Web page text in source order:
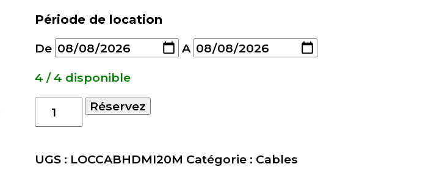
Période de location
De
A
4 / 4 disponible
quantité
de
Cable
Réservez
UGS : LOCCABHDMI20M Catégorie : Cables